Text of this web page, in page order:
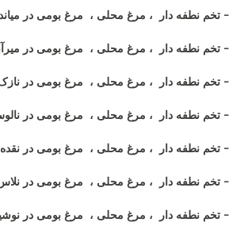
- تخم نطفه دار ، مرغ محلی ، مرغ بومی در
- تخم نطفه دار ، مرغ محلی ، مرغ بومی در
- تخم نطفه دار ، مرغ محلی ، مرغ بومی در نازک
- تخم نطفه دار ، مرغ محلی ، مرغ بومی در
- تخم نطفه دار ، مرغ محلی ، مرغ بومی در نقده
- تخم نطفه دار ، مرغ محلی ، مرغ بومی در
- تخم نطفه دار ، مرغ محلی ، مرغ بومی در